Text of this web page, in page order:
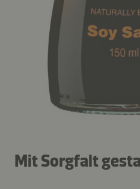
Mit Sorgfalt